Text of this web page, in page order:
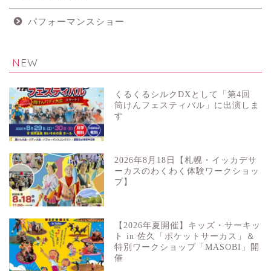
パフォーマンスショー
NEW
くるくるシルクDXとして「第4回
筒けんフェスティバル」に出演しま
す
2026年8月18日【札幌・イッカデサ
ーカスのわくわく体験ワークショッ
プ】
【2026年夏開催】キッズ・サーキッ
ト in 佐久「ポケットサーカス」＆
特別ワークショップ「MASOBI」開
催